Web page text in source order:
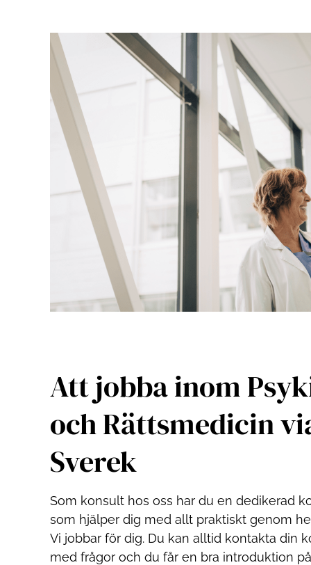
Att jobba inom
och Rättsmedicin
Sverek
Som konsult hos oss har du en dedikerad
som hjälper dig med allt praktiskt genom
Vi jobbar för dig. Du kan alltid kontakta din
med frågor och du får en bra introduktion